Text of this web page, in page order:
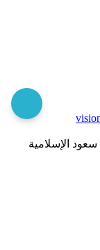
الإسلامية